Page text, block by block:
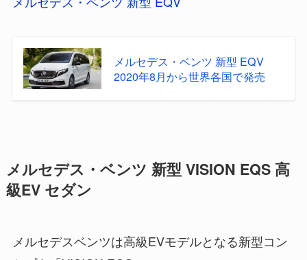
メルセデス・ベンツ 新型 EQV
2020年8月から世界各国で発売
メルセデス・ベンツ 新型 VISION EQS 高
級EV セダン
メルセデスベンツは高級EVモデルとなる新型コン